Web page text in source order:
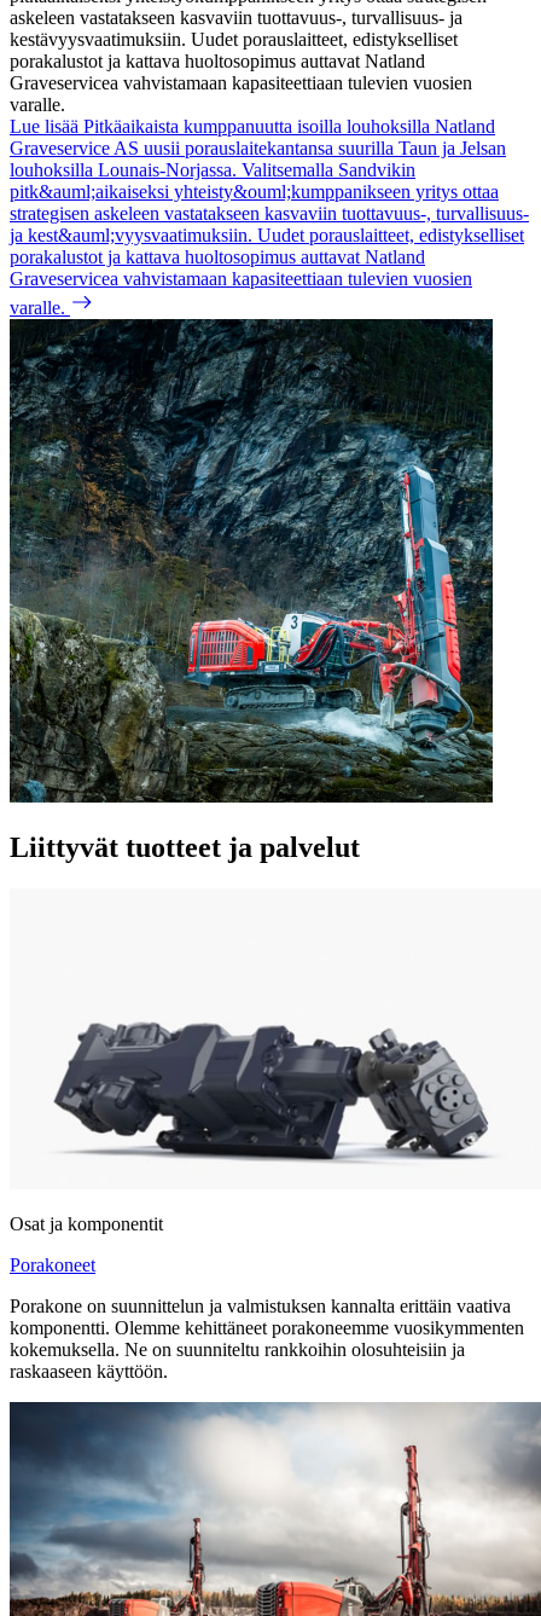
askeleen vastatakseen kasvaviin tuottavuus-, turvallisuus- ja
kestävyysvaatimuksiin. Uudet porauslaitteet, edistykselliset
porakalustot ja kattava huoltosopimus auttavat Natland
Graveservicea vahvistamaan kapasiteettiaan tulevien vuosien
varalle.
Lue lisää Pitkäaikaista kumppanuutta isoilla louhoksilla Natland
Graveservice AS uusii porauslaitekantansa suurilla Taun ja Jelsan
louhoksilla Lounais-Norjassa. Valitsemalla Sandvikin
pitk&auml;aikaiseksi yhteisty&ouml;kumppanikseen yritys ottaa
strategisen askeleen vastatakseen kasvaviin tuottavuus-, turvallisuus-
ja kest&auml;vyysvaatimuksiin. Uudet porauslaitteet, edistykselliset
porakalustot ja kattava huoltosopimus auttavat Natland
Graveservicea vahvistamaan kapasiteettiaan tulevien vuosien
varalle.
Liittyvät tuotteet ja palvelut
Osat ja komponentit
Porakoneet
Porakone on suunnittelun ja valmistuksen kannalta erittäin vaativa
komponentti. Olemme kehittäneet porakoneemme vuosikymmenten
kokemuksella. Ne on suunniteltu rankkoihin olosuhteisiin ja
raskaaseen käyttöön.